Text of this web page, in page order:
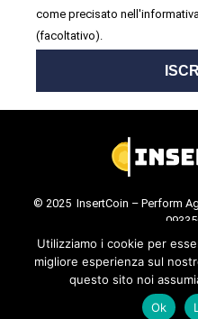
come precisato
(facoltativo).
© 2025 InsertCoin – Perform
Cookie Policy
Utilizziamo i cookie per
migliore esperienza sul
questo sito noi
Ok